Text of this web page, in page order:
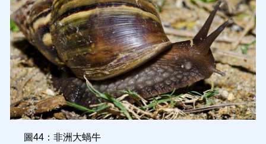
圖44：非洲大蝸牛